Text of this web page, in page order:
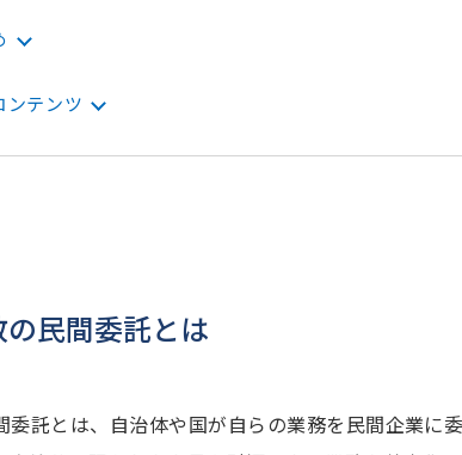
ンテンツ
の民間委託とは
委託とは、自治体や国が自らの業務を民間企業に